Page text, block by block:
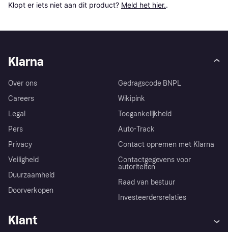
Klopt er iets niet aan dit product? Meld het hier..
Klarna
Over ons
Careers
Legal
Pers
Privacy
Veiligheid
Duurzaamheid
Doorverkopen
Gedragscode BNPL
Wikipink
Toegankelijkheid
Auto-Track
Contact opnemen met Klarna
Contactgegevens voor
autoriteiten
Raad van bestuur
Investeerdersrelaties
Klant